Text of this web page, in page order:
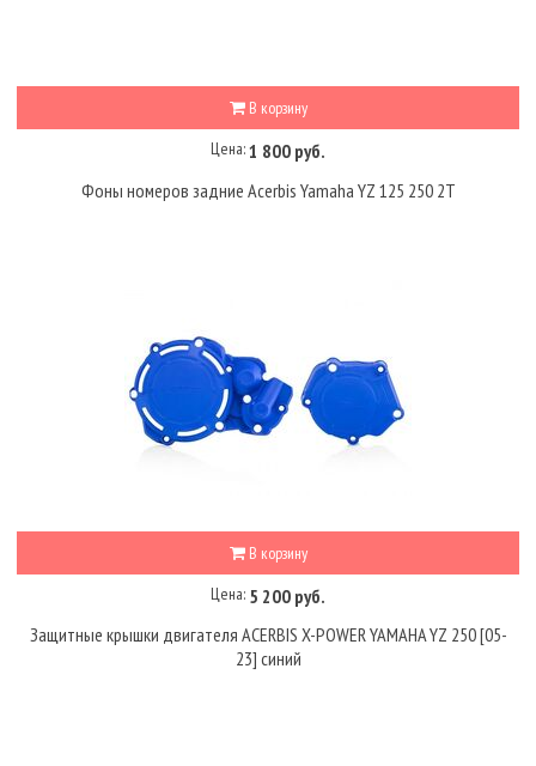
В корзину
Цена:1 800 руб.
Фоны номеров задние Acerbis Yamaha YZ 125 250 2T
В корзину
Цена: 5 200 руб.
Защитные крышки двигателя ACERBIS X-POWER YAMAHA YZ 250 [05-
23] синий